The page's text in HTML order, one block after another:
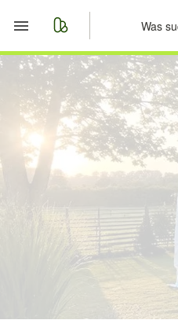
Start
Merkliste
Nachrichten
Anzeige aufgeben